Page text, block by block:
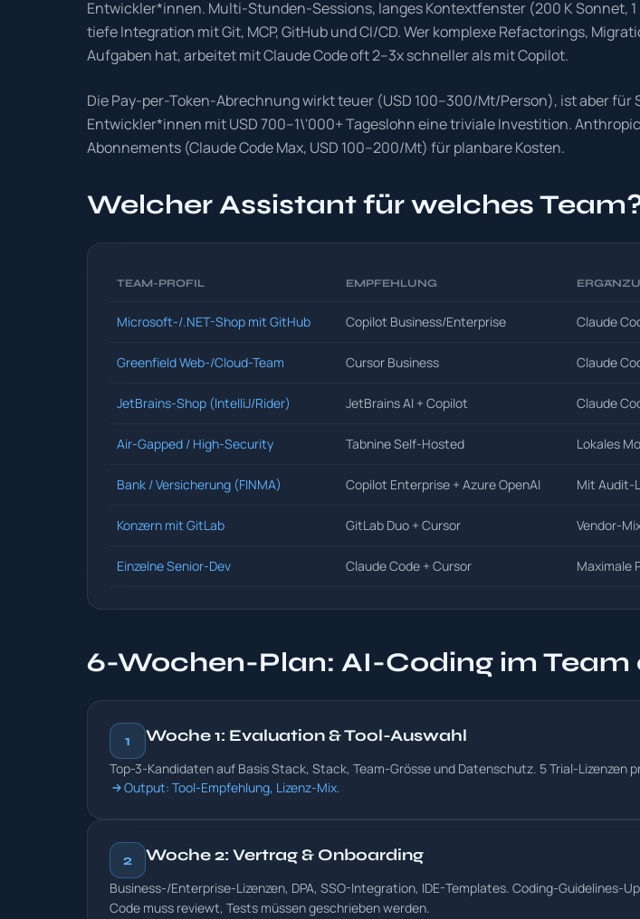
Entwickler*innen. Multi-Stunden-Sessions, langes Kontextfenster (200 K Sonnet, 1
tiefe Integration mit Git, MCP, GitHub und CI/CD. Wer komplexe Refactorings,
Aufgaben hat, arbeitet mit Claude Code oft 2–3x schneller als mit Copilot.
Die Pay-per-Token-Abrechnung wirkt teuer (USD 100–300/Mt/Person), ist aber für
Entwickler*innen mit USD 700–1\'000+ Tageslohn eine triviale Investition.
Abonnements (Claude Code Max, USD 100–200/Mt) für planbare Kosten.
Welcher Assistant für welches
TEAM-PROFIL EMPFEHLUNG
Microsoft-/.NET-Shop mit GitHub Copilot Business/Enterprise Claude
Greenfield Web-/Cloud-Team Cursor Business Claude
JetBrains-Shop (IntelliJ/Rider) JetBrains AI + Copilot Claude
Air-Gapped / High-Security Tabnine Self-Hosted Lokales
Bank / Versicherung (FINMA) Copilot Enterprise + Azure OpenAI Mit Audit-
Konzern mit GitLab GitLab Duo + Cursor Vendor-
Einzelne Senior-Dev Claude Code + Cursor Maximale
6-Wochen-Plan: AI-Coding im Team
1 Woche 1: Evaluation & Tool-Auswahl
Top-3-Kandidaten auf Basis Stack, Stack, Team-Grösse und Datenschutz. 5 Trial-Lizenzen
Output: Tool-Empfehlung, Lizenz-Mix.
2 Woche 2: Vertrag & Onboarding
Business-/Enterprise-Lizenzen, DPA, SSO-Integration, IDE-Templates. Coding-Guidelines-
Code muss reviewt, Tests müssen geschrieben werden.